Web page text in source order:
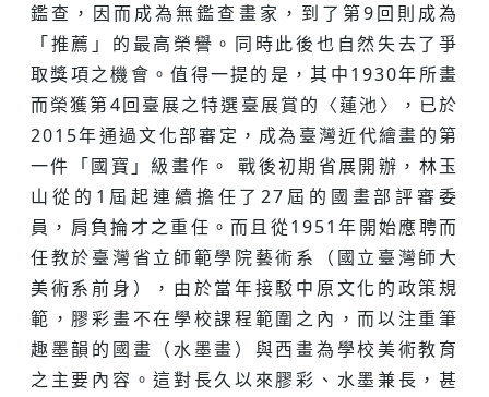
鑑查，因而成為無鑑查畫家，到了第9回則成為
「推薦」的最高榮譽。同時此後也自然失去了爭
取獎項之機會。值得一提的是，其中1930年所畫
而榮獲第4回臺展之特選臺展賞的〈蓮池〉，已於
2015年通過文化部審定，成為臺灣近代繪畫的第
一件「國寶」級畫作。 戰後初期省展開辦，林玉
山從的1屆起連續擔任了27屆的國畫部評審委
員，肩負掄才之重任。而且從1951年開始應聘而
任教於臺灣省立師範學院藝術系（國立臺灣師大
美術系前身），由於當年接駁中原文化的政策規
範，膠彩畫不在學校課程範圍之內，而以注重筆
趣墨韻的國畫（水墨畫）與西畫為學校美術教育
之主要內容。這對長久以來膠彩、水墨兼長，甚